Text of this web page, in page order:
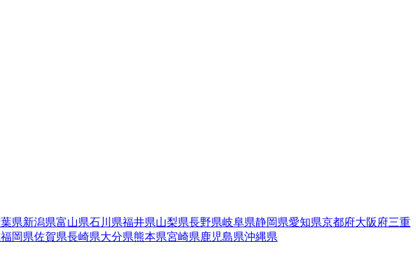
県新潟県富山県石川県福井県山梨県長野県岐阜県静岡県愛知県京都府大阪府三重
福岡県佐賀県長崎県大分県熊本県宮崎県鹿児島県沖縄県